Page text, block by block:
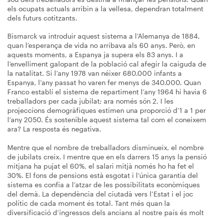
els ocupats actuals arribin a la vellesa, dependran totalment
dels futurs cotitzants.
Bismarck va introduir aquest sistema a l’Alemanya de 1884,
quan l’esperança de vida no arribava als 60 anys. Però, en
aquests moments, a Espanya ja supera els 83 anys. I a
l’envelliment galopant de la població cal afegir la caiguda de
la natalitat. Si l’any 1978 van néixer 680.000 infants a
Espanya, l’any passat ho varen fer menys de 340.000. Quan
Franco establí el sistema de repartiment l’any 1964 hi havia 6
treballadors per cada jubilat; ara només són 2. I les
projeccions demogràfiques estimen una proporció d’1 a 1 per
l’any 2050. És sostenible aquest sistema tal com el coneixem
ara? La resposta és negativa.
Mentre que el nombre de treballadors disminueix, el nombre
de jubilats creix. I mentre que en els darrers 15 anys la pensió
mitjana ha pujat el 60%, el salari mitjà només ho ha fet el
30%. El fons de pensions està esgotat i l’única garantia del
sistema es confia a l’atzar de les possibilitats econòmiques
del demà. La dependència del ciutadà vers l’Estat i el joc
polític de cada moment és total. Tant més quan la
diversificació d’ingressos dels ancians al nostre país és molt